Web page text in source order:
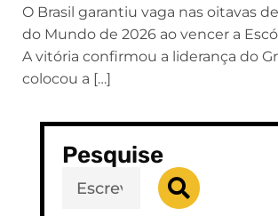
O Brasil garantiu vaga nas oitavas
do Mundo de 2026 ao vencer a
A vitória confirmou a liderança do
colocou a […]
Pesquise